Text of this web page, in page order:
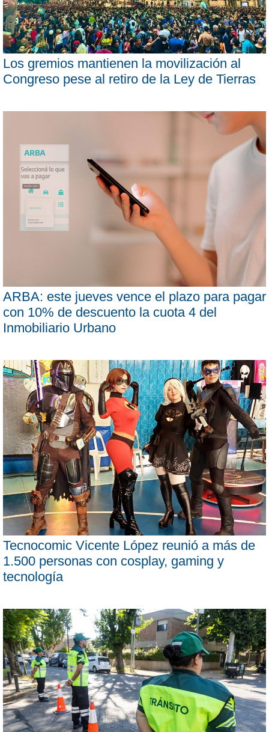
Los gremios mantienen la movilización al
Congreso pese al retiro de la Ley de Tierras
ARBA: este jueves vence el plazo para pagar
con 10% de descuento la cuota 4 del
Inmobiliario Urbano
Tecnocomic Vicente López reunió a más de
1.500 personas con cosplay, gaming y
tecnología